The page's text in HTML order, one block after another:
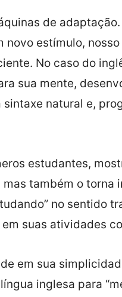
de
novo estímulo,
No caso do
sua mente,
natural e,
estudantes,
também o
no sentido
suas atividades
em sua
inglesa para